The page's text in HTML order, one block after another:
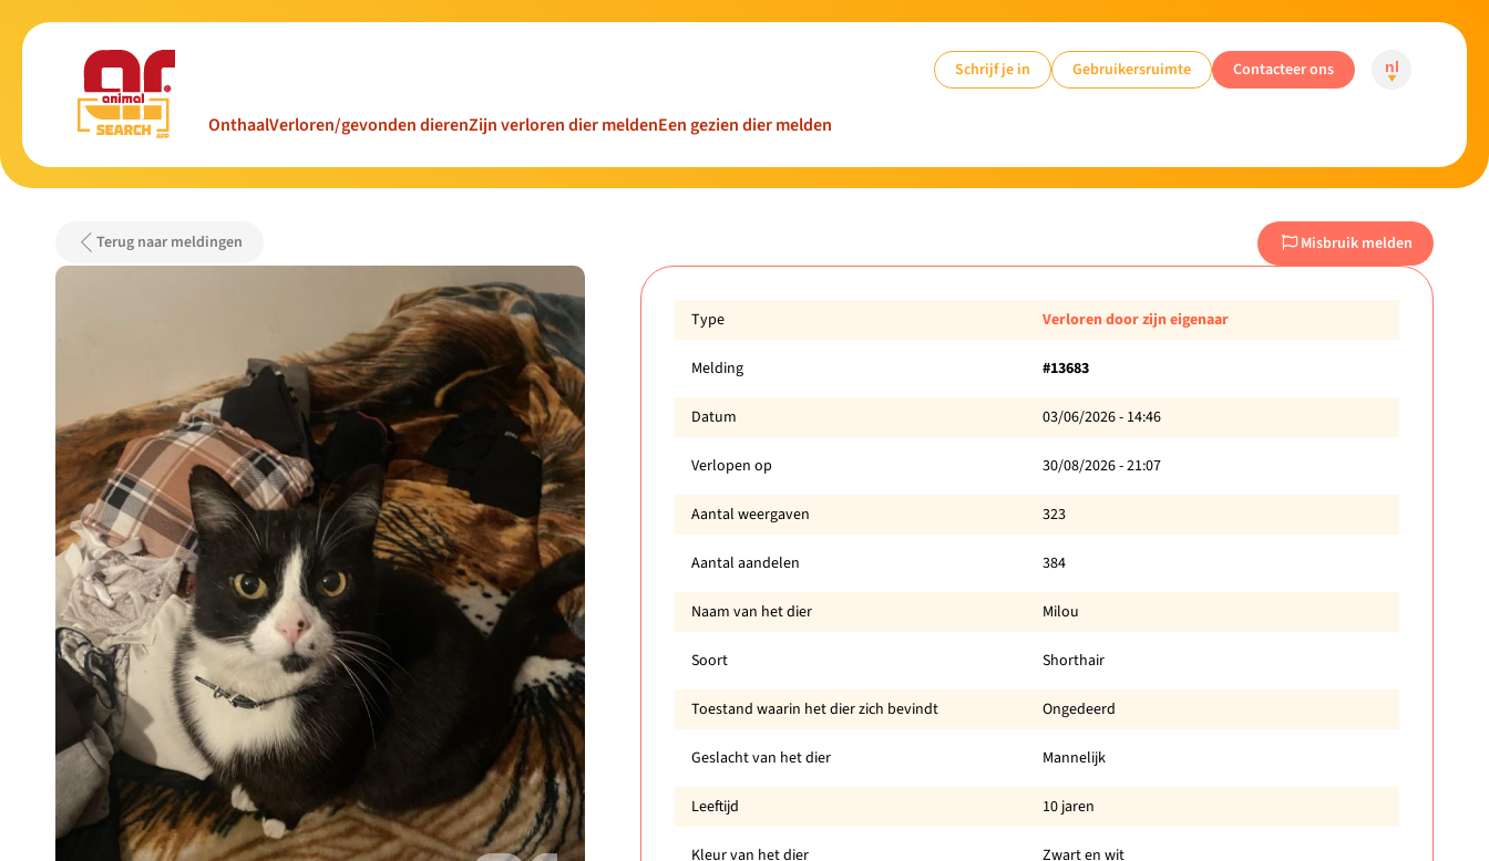
OnthaalVerloren/gevonden dierenZijn verloren dier meldenEen gezien dier melden
Schrijf je in Gebruikersruimte Contacteer ons nl
Terug naar meldingen Misbruik melden
Type Verloren door zijn eigenaar
Melding #13683
Datum 03/06/2026 - 14:46
Verlopen op 30/08/2026 - 21:07
Aantal weergaven 323
Aantal aandelen 384
Naam van het dier Milou
Soort Shorthair
Toestand waarin het dier zich bevindt Ongedeerd
Geslacht van het dier Mannelijk
Leeftijd 10 jaren
Kleur van het dier Zwart en wit